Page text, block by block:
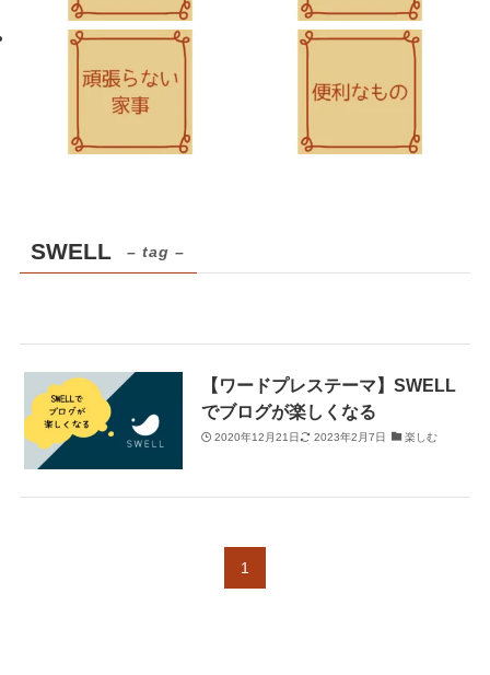
SWELL – tag –
【ワードプレステーマ】SWELL
でブログが楽しくなる
2020年12月21日 2023年2月7日 楽しむ
1